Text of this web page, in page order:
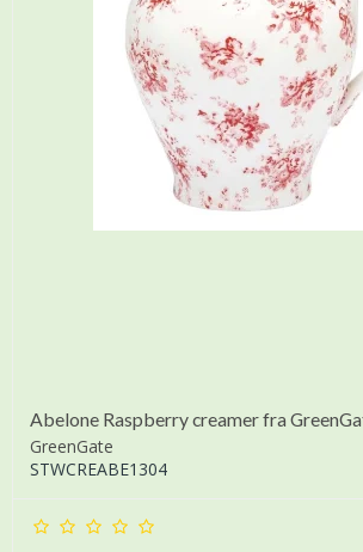
Abelone Raspberry creamer fra
GreenGate
STWCREABE1304